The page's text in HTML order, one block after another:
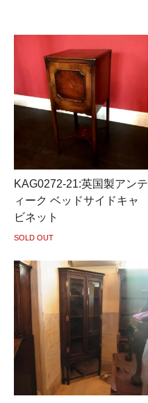
KAG0272-21:英国製アンテ
ィーク ベッドサイドキャ
ビネット
SOLD OUT